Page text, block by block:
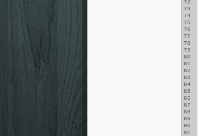
72
73
74
75
76
77
78
79
80
81
82
83
84
85
86
87
88
89
90
91